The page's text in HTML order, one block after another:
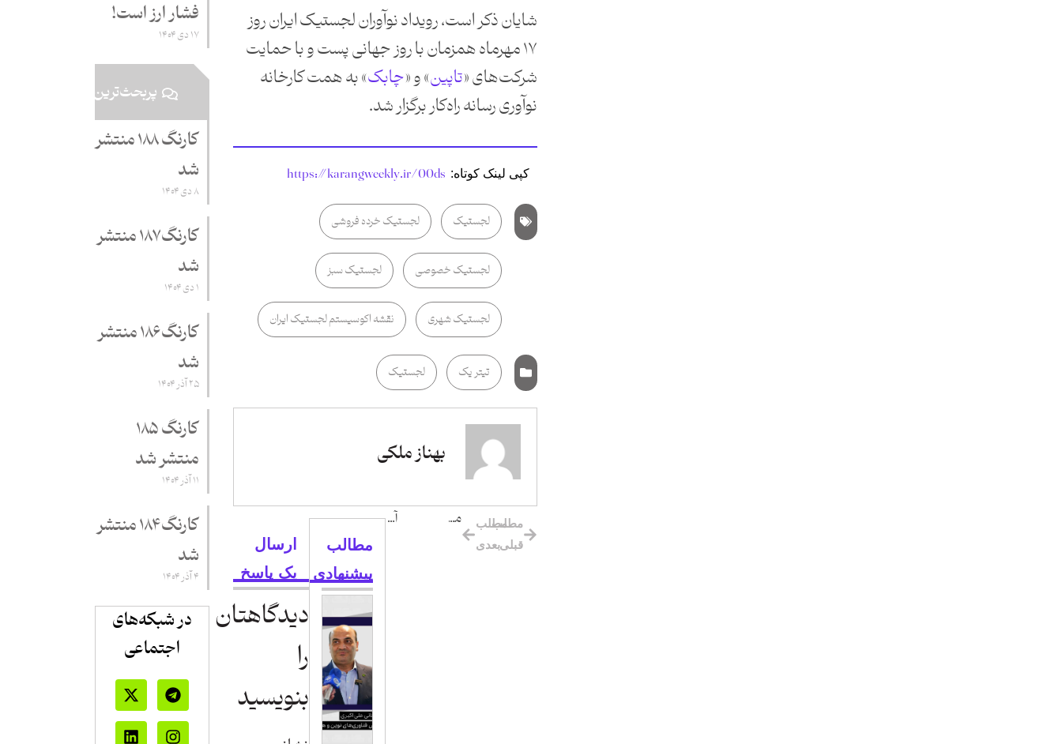
شایان ذکر است، رویداد نوآوران لجستیک ایران روز
۱۷ مهرماه همزمان با روز جهانی پست و با حمایت
شرکت‌های «تاپین» و «چابک» به همت کارخانه
نوآوری رسانه راه‌کار برگزار شد.
کپی لینک کوتاه: https://karangweekly.ir/00ds
لجستیک لجستیک خرده فروشی
لجستیک خصوصی لجستیک سبز
لجستیک شهری نقشه اکوسیستم لجستیک ایران
تیتر یک لجستیک
بهناز ملکی
مطلب
قبلی
مطلب
بعدی
موضوع رضایت مشتری در صنعت لجستیک، باعث افزایش سودآوری شد آمار مشخصی در حوزه لجستیک خرده فروشی وجود ندارد
مطالب
پیشنهادی
ارسال
یک پاسخ
دیدگاهتان
را
بنویسید
فشار ارز است!
۱۷ دی ۱۴۰۴
پربحث‌ترین
کارنگ ۱۸۸ منتشر
شد
۸ دی ۱۴۰۴
کارنگ ۱۸۷ منتشر
شد
۱ دی ۱۴۰۴
کارنگ ۱۸۶ منتشر
شد
۲۵ آذر ۱۴۰۴
کارنگ ۱۸۵
منتشر شد
۱۱ آذر ۱۴۰۴
کارنگ ۱۸۴ منتشر
شد
۴ آذر ۱۴۰۴
در شبکه‌های
اجتماعی